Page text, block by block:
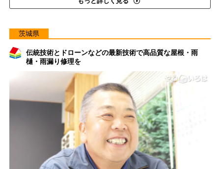
茨城県
伝統技術とドローンなどの最新技術で高品質な屋根・雨
樋・雨漏り修理を